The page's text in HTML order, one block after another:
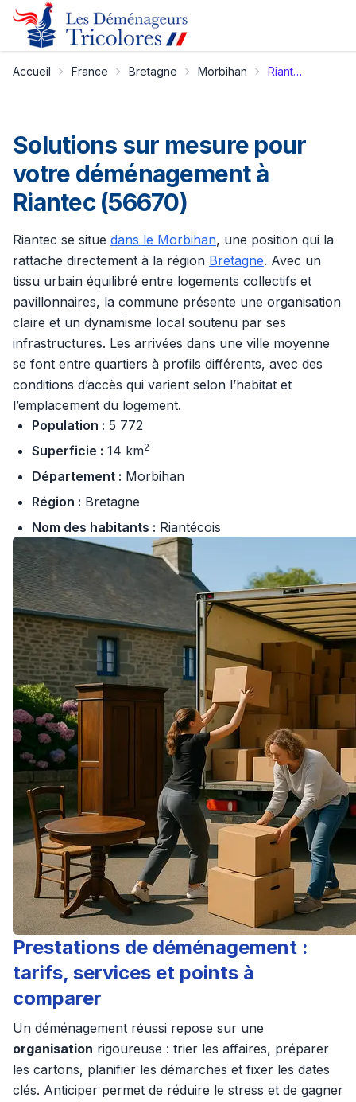
Accueil France Bretagne Morbihan Riantec
Solutions sur mesure pour
votre déménagement à
Riantec (56670)
Riantec se situe dans le Morbihan, une position qui la
rattache directement à la région Bretagne. Avec un
tissu urbain équilibré entre logements collectifs et
pavillonnaires, la commune présente une organisation
claire et un dynamisme local soutenu par ses
infrastructures. Les arrivées dans une ville moyenne
se font entre quartiers à profils différents, avec des
conditions d’accès qui varient selon l’habitat et
l’emplacement du logement.
Population : 5 772
Superficie : 14 km2
Département : Morbihan
Région : Bretagne
Nom des habitants : Riantécois
Prestations de déménagement :
tarifs, services et points à
comparer
Un déménagement réussi repose sur une
organisation rigoureuse : trier les affaires, préparer
les cartons, planifier les démarches et fixer les dates
clés. Anticiper permet de réduire le stress et de gagner